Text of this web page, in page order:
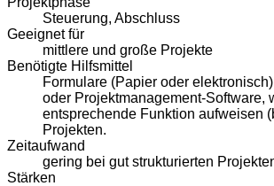
Steuerung, Abschluss
Geeignet für
mittlere und große Projekte
Benötigte Hilfsmittel
Formulare (Papier oder
oder Projektmanagement-Software,
entsprechende Funktion aufweisen
Projekten.
Zeitaufwand
gering bei gut strukturierten
Stärken